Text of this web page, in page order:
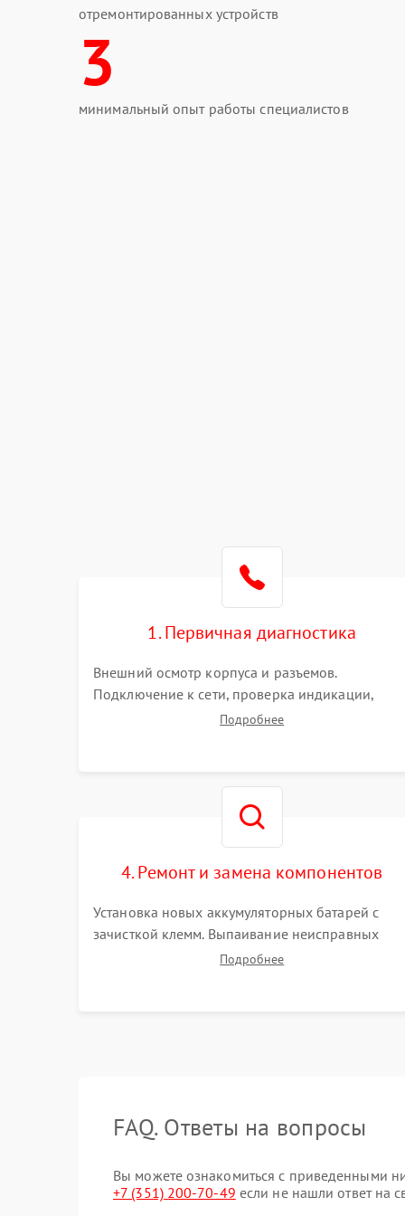
отремонтированных устройств
3
минимальный опыт работы специалистов
1. Первичная диагностика
Внешний осмотр корпуса и разъемов.
Подключение к сети, проверка индикации,
звуковых сигналов и кодов ошибок. Измерение
Подробнее
4. Ремонт и замена компонентов
Установка новых аккумуляторных батарей с
зачисткой клемм. Выпаивание неисправных
элементов инвертора или цепи зарядки и
Подробнее
FAQ. Ответы на вопросы
Вы можете ознакомиться с приведенными
+7 (351) 200-70-49 если не нашли ответ на